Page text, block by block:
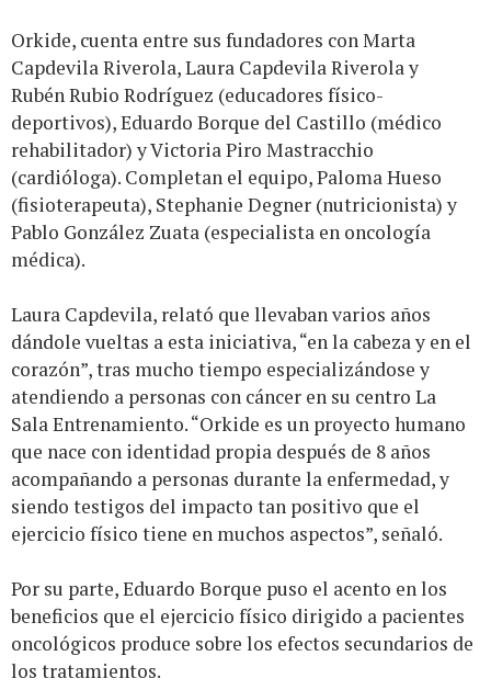
Orkide, cuenta entre sus fundadores con Marta
Capdevila Riverola, Laura Capdevila Riverola y
Rubén Rubio Rodríguez (educadores físico-
deportivos), Eduardo Borque del Castillo (médico
rehabilitador) y Victoria Piro Mastracchio
(cardióloga). Completan el equipo, Paloma Hueso
(fisioterapeuta), Stephanie Degner (nutricionista) y
Pablo González Zuata (especialista en oncología
médica).
Laura Capdevila, relató que llevaban varios años
dándole vueltas a esta iniciativa, “en la cabeza y en el
corazón”, tras mucho tiempo especializándose y
atendiendo a personas con cáncer en su centro La
Sala Entrenamiento. “Orkide es un proyecto humano
que nace con identidad propia después de 8 años
acompañando a personas durante la enfermedad, y
siendo testigos del impacto tan positivo que el
ejercicio físico tiene en muchos aspectos”, señaló.
Por su parte, Eduardo Borque puso el acento en los
beneficios que el ejercicio físico dirigido a pacientes
oncológicos produce sobre los efectos secundarios de
los tratamientos.